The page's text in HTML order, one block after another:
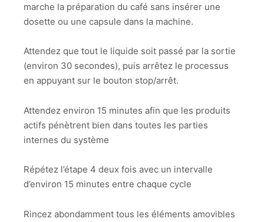
marche la préparation du café sans insérer une
dosette ou une capsule dans la machine.
Attendez que tout le liquide soit passé par la sortie
(environ 30 secondes), puis arrêtez le processus
en appuyant sur le bouton stop/arrêt.
Attendez environ 15 minutes afin que les produits
actifs pénètrent bien dans toutes les parties
internes du système
Répétez l’étape 4 deux fois avec un intervalle
d’environ 15 minutes entre chaque cycle
Rincez abondamment tous les éléments amovibles